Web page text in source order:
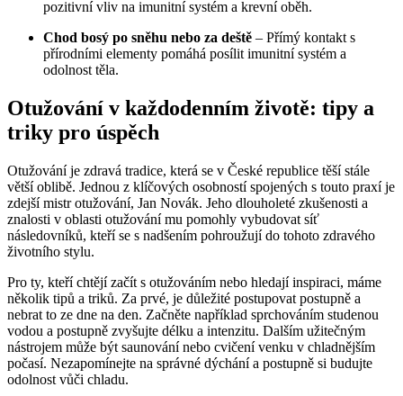
pozitivní vliv na imunitní systém a krevní oběh.
Chod bosý po sněhu nebo za deště – Přímý kontakt s
přírodními elementy pomáhá posílit imunitní systém a
odolnost těla.
Otužování v každodenním životě: tipy a
triky pro úspěch
Otužování je zdravá tradice, která se v České republice těší stále
větší oblibě. Jednou z klíčových osobností spojených s touto praxí je
zdejší mistr otužování, Jan Novák. Jeho dlouholeté zkušenosti a
znalosti v oblasti otužování mu pomohly vybudovat síť
následovníků, kteří se s nadšením pohroužují do tohoto zdravého
životního stylu.
Pro ty, kteří chtějí začít s otužováním nebo hledají inspiraci, máme
několik tipů a triků. Za prvé, je důležité postupovat postupně a
nebrat to ze dne na den. Začněte například sprchováním studenou
vodou a postupně zvyšujte délku a intenzitu. Dalším užitečným
nástrojem může být saunování nebo cvičení venku v chladnějším
počasí. Nezapomínejte na správné dýchání a postupně si budujte
odolnost vůči chladu.